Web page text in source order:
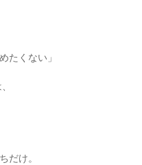
たくない」
だけ。